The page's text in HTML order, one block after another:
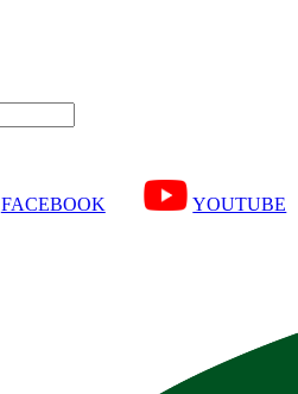
FACEBOOK YOUTUBE